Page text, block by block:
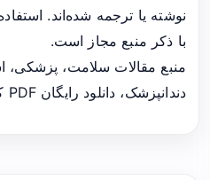
نوشته یا ترجمه شده‌اند.
با ذکر منبع مجاز است.
منبع مقالات سلامت، پزشکی،
دندانپزشک، دانلود رایگان PDF کتاب‌های پزشکی.